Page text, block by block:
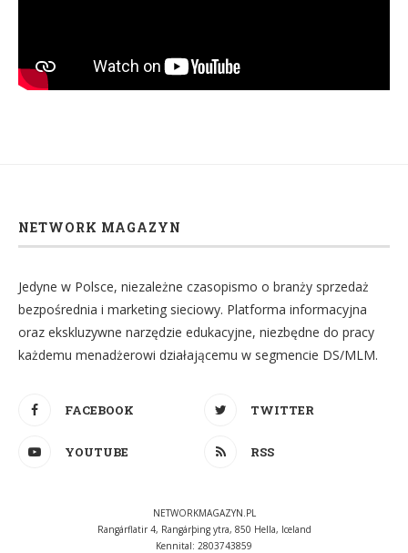
NETWORK MAGAZYN
Jedyne w Polsce, niezależne czasopismo o branży sprzedaż
bezpośrednia i marketing sieciowy. Platforma informacyjna
oraz ekskluzywne narzędzie edukacyjne, niezbędne do pracy
każdemu menadżerowi działającemu w segmencie DS/MLM.
FACEBOOK TWITTER
YOUTUBE RSS
NETWORKMAGAZYN.PL
Rangárflatir 4, Rangárþing ytra, 850 Hella, Iceland
Kennital: 2803743859